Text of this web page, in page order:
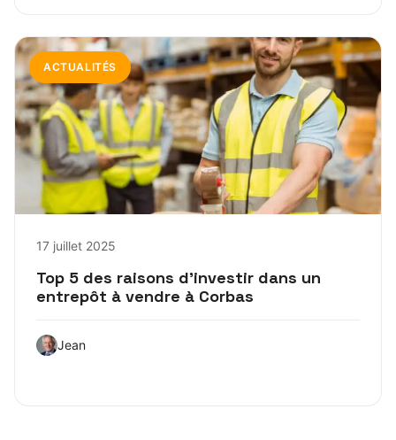
ACTUALITÉS
17 juillet 2025
Top 5 des raisons d’investir dans un
entrepôt à vendre à Corbas
Jean